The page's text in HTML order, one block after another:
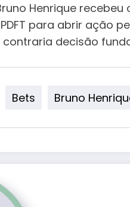
Henrique
para abrir ação
decisão
Bets Bruno